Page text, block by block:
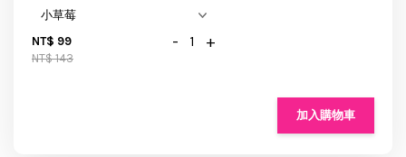
NT$ 99
NT$ 143
- +
加入購物車